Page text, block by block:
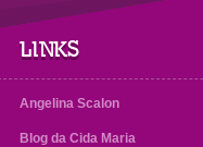
LINKS
Angelina Scalon
Blog da Cida Maria